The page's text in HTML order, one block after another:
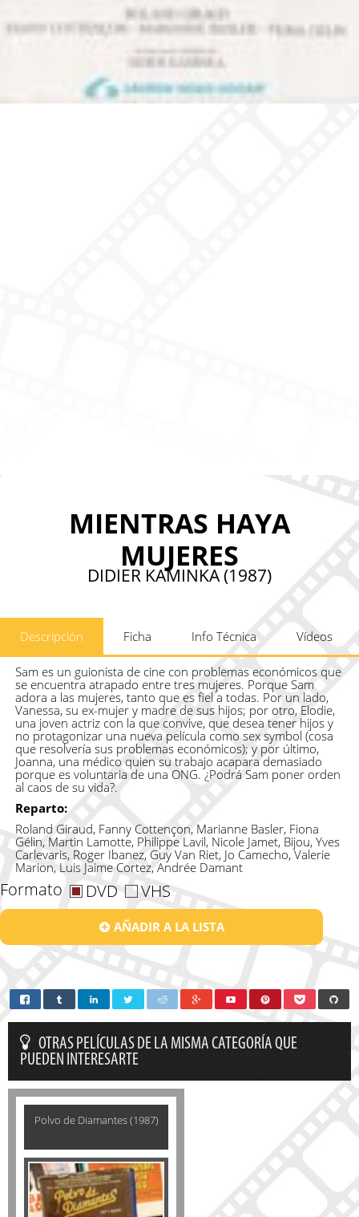
MIENTRAS HAYA
MUJERES
DIDIER KAMINKA (1987)
Descripción Ficha Info Técnica Vídeos
Sam es un guionista de cine con problemas económicos que
se encuentra atrapado entre tres mujeres. Porque Sam
adora a las mujeres, tanto que es fiel a todas. Por un lado,
Vanessa, su ex-mujer y madre de sus hijos; por otro, Elodie,
una joven actriz con la que convive, que desea tener hijos y
no protagonizar una nueva película como sex symbol (cosa
que resolvería sus problemas económicos); y por último,
Joanna, una médico quien su trabajo acapara demasiado
porque es voluntaria de una ONG. ¿Podrá Sam poner orden
al caos de su vida?.
Reparto:
Roland Giraud, Fanny Cottençon, Marianne Basler, Fiona
Gélin, Martin Lamotte, Philippe Lavil, Nicole Jamet, Bijou, Yves
Carlevaris, Roger Ibanez, Guy Van Riet, Jo Camecho, Valerie
Marion, Luis Jaime Cortez, Andrée Damant
Formato DVD VHS
AÑADIR A LA LISTA
OTRAS PELÍCULAS DE LA MISMA CATEGORÍA QUE
PUEDEN INTERESARTE
Polvo de Diamantes (1987)